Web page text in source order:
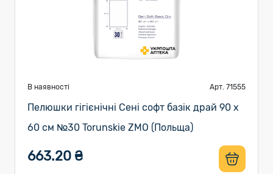
В наявності Арт. 71555
Пелюшки гігієнічні Сені софт базік драй 90 х
60 см №30 Torunskie ZMO (Польща)
663.20 ₴